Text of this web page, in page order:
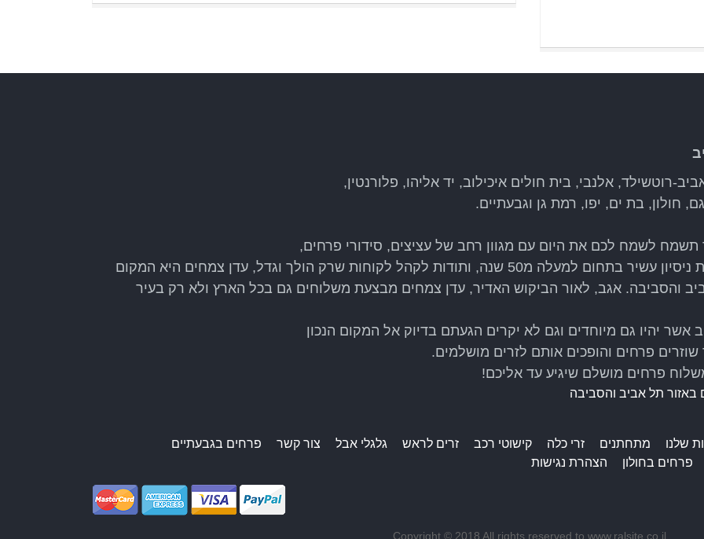
רוטשילד, אלנבי, בית חולים איכילוב, יד אליהו, פלורנטין,
חולון, בת ים, יפו, רמת גן וגבעתיים.
לשמח לכם את היום עם מגוון רחב של עציצים, סידורי פרחים,
זרי פרחים, זרים מתוקים ושלל הפתעות. בזכות ניסיון עשיר בתחום למעלה מ50 שנה, ותודות לקהל לקוחות שרק הולך וגדל, עדן צמחים היא המקום
והסביבה. אגב, לאור הביקוש האדיר, עדן צמחים מבצעת משלוחים גם בכל הארץ ולא רק בעיר
יהיו גם מיוחדים וגם לא יקרים הגעתם בדיוק אל המקום הנכון
פרחים מושלם שיגיע עד אליכם!
באזור תל אביב והסביבה
שלנו מתחתנים זרי כלה קישוטי רכב זרים לראש גלגלי אבל צור קשר
פרחים בגבעתיים
פרחים בחולון הצהרת נגישות
Copyright © 2018 All rights reserved to www.ralsite.co.il.